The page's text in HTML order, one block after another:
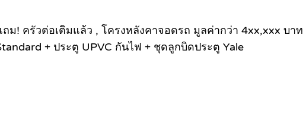
ม! ครัวต่อเติมแล้ว , โครงหลังคาจอดรถ มูลค่ากว่า 4xx,xxx บาท
+ ประตู UPVC กันไฟ + ชุดลูกบิดประตู Yale